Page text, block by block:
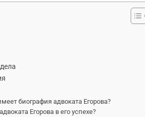
биография адвоката Егорова?
Егорова в его успехе?